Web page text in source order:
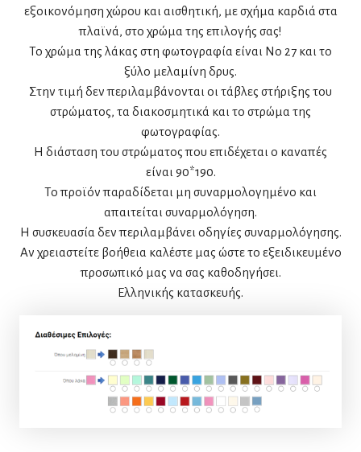
εξοικονόμηση χώρου και αισθητική, με σχήμα καρδιά στα
πλαϊνά, στο χρώμα της επιλογής σας!
Το χρώμα της λάκας στη φωτογραφία είναι Νο 27 και το
ξύλο μελαμίνη δρυς.
Στην τιμή δεν περιλαμβάνονται οι τάβλες στήριξης του
στρώματος, τα διακοσμητικά και το στρώμα της
φωτογραφίας.
Η διάσταση του στρώματος που επιδέχεται ο καναπές
είναι 90*190.
Το προϊόν παραδίδεται μη συναρμολογημένο και
απαιτείται συναρμολόγηση.
Η συσκευασία δεν περιλαμβάνει οδηγίες συναρμολόγησης.
Αν χρειαστείτε βοήθεια καλέστε μας ώστε το εξειδικευμένο
προσωπικό μας να σας καθοδηγήσει.
Ελληνικής κατασκευής.